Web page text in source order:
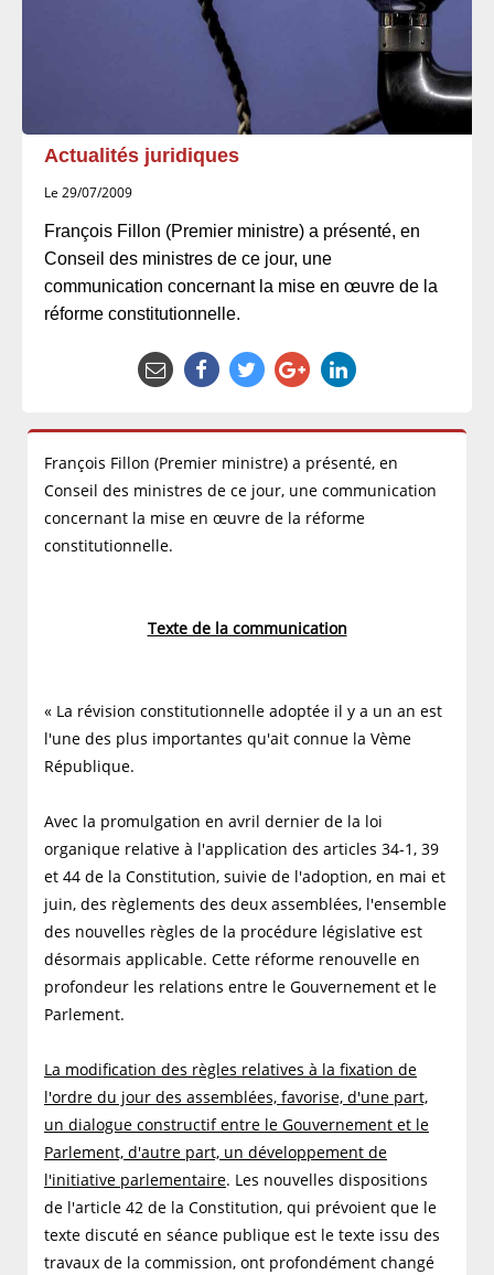
Actualités juridiques
Le 29/07/2009
François Fillon (Premier ministre) a présenté, en
Conseil des ministres de ce jour, une
communication concernant la mise en œuvre de la
réforme constitutionnelle.
François Fillon (Premier ministre) a présenté, en
Conseil des ministres de ce jour, une communication
concernant la mise en œuvre de la réforme
constitutionnelle.
Texte de la communication
« La révision constitutionnelle adoptée il y a un an est
l'une des plus importantes qu'ait connue la Vème
République.
Avec la promulgation en avril dernier de la loi
organique relative à l'application des articles 34-1, 39
et 44 de la Constitution, suivie de l'adoption, en mai et
juin, des règlements des deux assemblées, l'ensemble
des nouvelles règles de la procédure législative est
désormais applicable. Cette réforme renouvelle en
profondeur les relations entre le Gouvernement et le
Parlement.
La modification des règles relatives à la fixation de
l'ordre du jour des assemblées, favorise, d'une part,
un dialogue constructif entre le Gouvernement et le
Parlement, d'autre part, un développement de
l'initiative parlementaire. Les nouvelles dispositions
de l'article 42 de la Constitution, qui prévoient que le
texte discuté en séance publique est le texte issu des
travaux de la commission, ont profondément changé